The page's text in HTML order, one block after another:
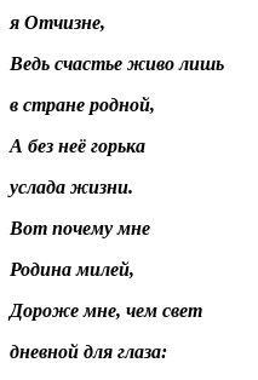
я Отчизне,
Ведь счастье живо лишь
в стране родной,
А без неё горька
услада жизни.
Вот почему мне
Родина милей,
Дороже мне, чем свет
дневной для глаза: